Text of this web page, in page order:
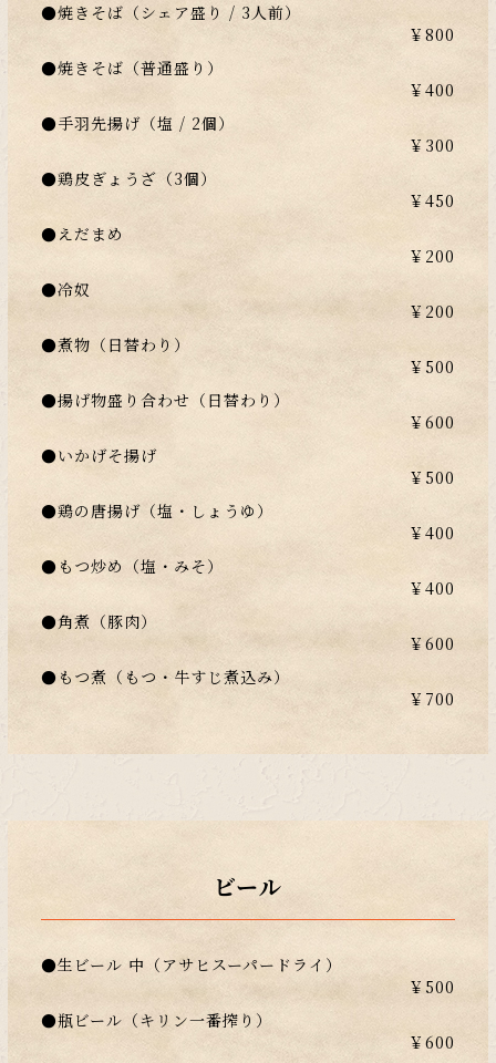
●焼きそば（シェア盛り / 3人前）
￥800
●焼きそば（普通盛り）
￥400
●手羽先揚げ（塩 / 2個）
￥300
●鶏皮ぎょうざ（3個）
￥450
●えだまめ
￥200
●冷奴
￥200
●煮物（日替わり）
￥500
●揚げ物盛り合わせ（日替わり）
￥600
●いかげそ揚げ
￥500
●鶏の唐揚げ（塩・しょうゆ）
￥400
●もつ炒め（塩・みそ）
￥400
●角煮（豚肉）
￥600
●もつ煮（もつ・牛すじ煮込み）
￥700
ビール
●生ビール 中（アサヒスーパードライ）
￥500
●瓶ビール（キリン一番搾り）
￥600